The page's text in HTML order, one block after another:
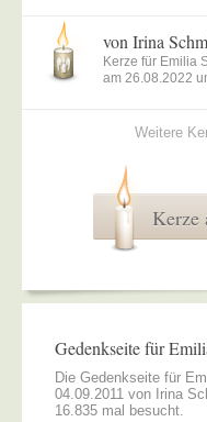
von Irina
Kerze für Emilia
am 26.08.2022
Weitere
Kerze
Gedenkseite für
Die Gedenkseite für
04.09.2011 von Irina
16.835 mal besucht.